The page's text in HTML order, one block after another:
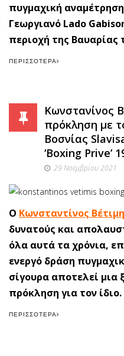
πυγμαχική
Γεωργιανό Lado
περιοχή της Βαυαρίας
ΠΕΡΙΣΣΌΤΕΡΑ
Κωνστανίνος
πρόκληση με
Βοσνίας
‘Boxing Prive’
29 Νοεμβρίου 2021
Ο Κωνσταντίνος
δυνατούς και
όλα αυτά τα χρόνια,
ενεργό δράση
σίγουρα αποτελεί μια
πρόκληση για τον ίδιο.
ΠΕΡΙΣΣΌΤΕΡΑ